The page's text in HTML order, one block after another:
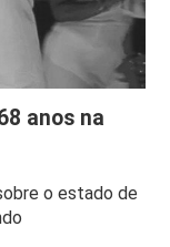
anos na
o estado de